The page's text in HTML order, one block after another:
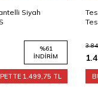
Tesettürlü Abiye
Tesettür Abiye
3.849,89TL
1.499,75TL
BÜYÜK İNDİRİM